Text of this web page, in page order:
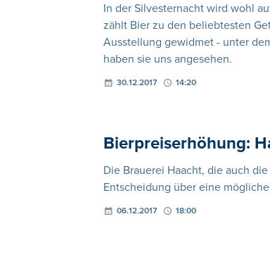
In der Silvesternacht wird wohl
zählt Bier zu den beliebtesten
Ausstellung gewidmet - unter
haben sie uns angesehen.
30.12.2017 14:20
Bierpreiserhöhung:
Die Brauerei Haacht, die auch
Entscheidung über eine
06.12.2017 18:00